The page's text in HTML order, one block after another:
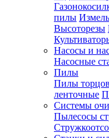
пилы
Высоторезы
Насосы и
Насосные
Пилы
Пилы
ленточные
Системы
Пылесосы